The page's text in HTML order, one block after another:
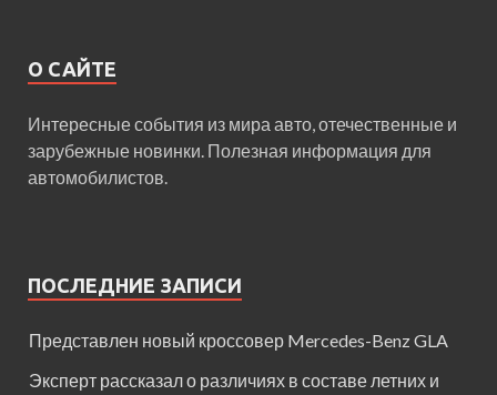
О САЙТЕ
Интересные события из мира авто, отечественные и
зарубежные новинки. Полезная информация для
автомобилистов.
ПОСЛЕДНИЕ ЗАПИСИ
Представлен новый кроссовер Mercedes-Benz GLA
Эксперт рассказал о различиях в составе летних и